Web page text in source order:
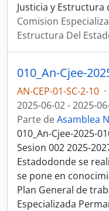
Justicia y Estructura
Comision
Estructura Del
AN-CEP-01-SC-2-10 ·
2025-06-02 - 2025-
Parte deAsamblea
010_An-Cjee-2025-
Sesion 002 2025-
Estadodonde se
se pone en
Plan General de
Especializada